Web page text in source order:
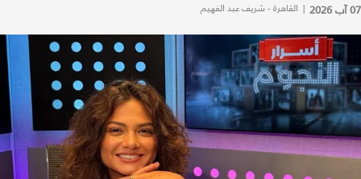
07 آب 2026 | القاهرة - شريف عبد الفهيم